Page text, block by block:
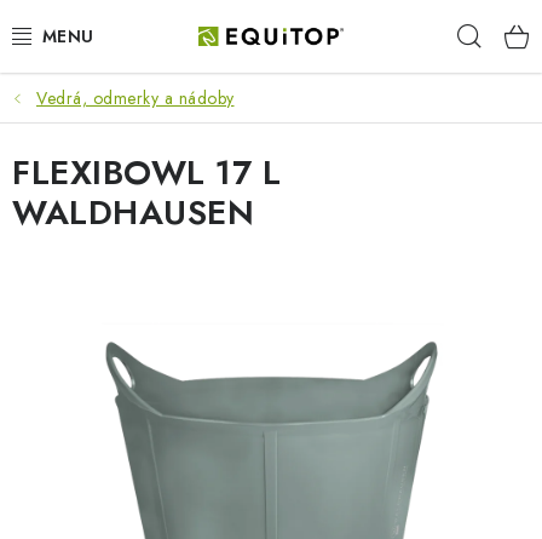
na
JAZDEC
KÔŇ
PONY
DARČEKOVÉ POUKAZY
Vedrá, odmerky a nádoby
FLEXIBOWL 17 L
WALDHAUSEN